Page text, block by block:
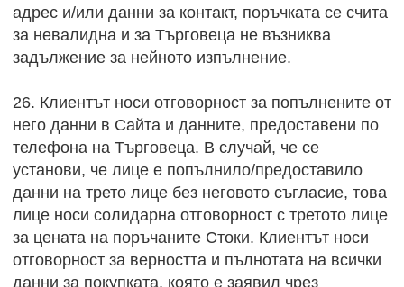
адрес и/или данни за контакт, поръчката се счита
за невалидна и за Търговеца не възниква
задължение за нейното изпълнение.
26. Клиентът носи отговорност за попълнените от
него данни в Сайта и данните, предоставени по
телефона на Търговеца. В случай, че се
установи, че лице е попълнило/предоставило
данни на трето лице без неговото съгласие, това
лице носи солидарна отговорност с третото лице
за цената на поръчаните Стоки. Клиентът носи
отговорност за верността и пълнотата на всички
данни за покупката, която е заявил чрез